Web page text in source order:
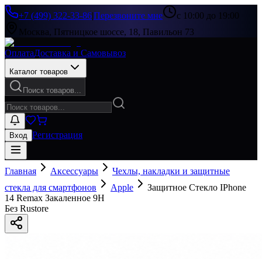
+7 (499) 322-33-86|Перезвоните мне
с 10:00 до 19:00
Москва, Пятницкое шоссе, 18, Павильон 73
ОплатаДоставка и Самовывоз
Каталог товаров
Поиск товаров...
Вход Регистрация
Главная Аксессуары
Чехлы, накладки и защитные
стекла для смартфонов
Apple
Защитное Стекло IPhone
14 Remax Закаленное 9H
Без Rustore